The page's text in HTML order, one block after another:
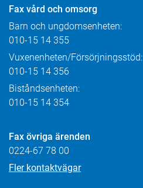
Fax vård och omsorg
Barn och ungdomsenheten:
010-15 14 355
Vuxenenheten/Försörjningsstöd:
010-15 14 356
Biståndsenheten:
010-15 14 354
Fax övriga ärenden
0224-67 78 00
Fler kontaktvägar